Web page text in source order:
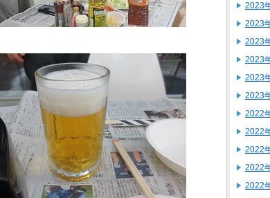
2023
2023
2023
2023
2023
2023
2022
2022
2022
2022
2022